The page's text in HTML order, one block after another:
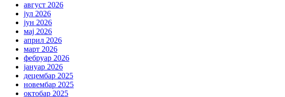
август 2026
јул 2026
јун 2026
мај 2026
април 2026
март 2026
фебруар 2026
јануар 2026
децембар 2025
новембар 2025
октобар 2025